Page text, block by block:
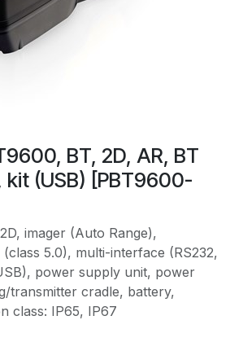
BT, 2D, AR, BT
kit (USB) [PBT9600-
imager (Auto Range),
5.0), multi-interface (RS232,
power supply unit, power
transmitter cradle, battery,
class: IP65, IP67